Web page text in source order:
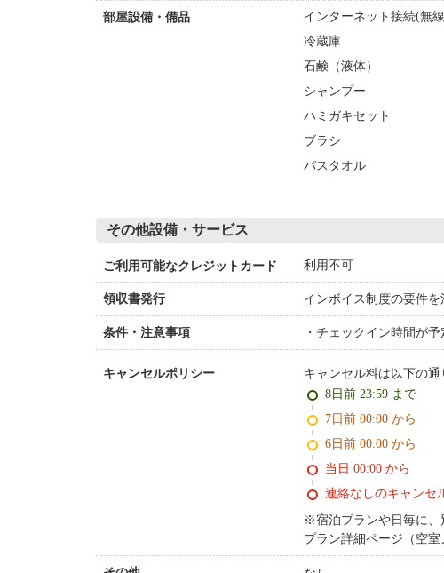
部屋設備・備品 インターネット接続(無
冷蔵庫
石鹸（液体）
シャンプー
ハミガキセット
ブラシ
バスタオル
その他設備・サービス
ご利用可能なクレジットカード 利用不可
領収書発行 インボイス制度の要件
条件・注意事項 チェックイン時間が予
キャンセルポリシー キャンセル料は以下の通
8日前 23:59 まで
7日前 00:00
6日前 00:00
当日 00:00 から
連絡なしのキャンセ
※宿泊プランや日毎に、
プラン詳細ページ（空